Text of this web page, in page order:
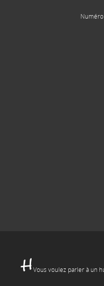
Vous voulez parler à un